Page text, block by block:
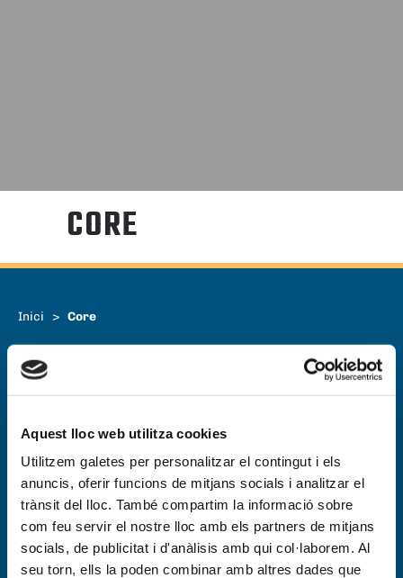
Aquest lloc web utilitza cookies
Utilitzem galetes per personalitzar el contingut i els
anuncis, oferir funcions de mitjans socials i analitzar el
trànsit del lloc. També compartim la informació sobre
com feu servir el nostre lloc amb els partners de mitjans
socials, de publicitat i d'anàlisis amb qui col·laborem. Al
seu torn, ells la poden combinar amb altres dades que
CORE
Inici > Core